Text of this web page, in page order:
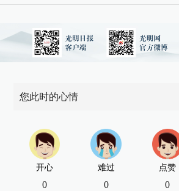
您此时的心情
开心
0
难过
0
点赞
0